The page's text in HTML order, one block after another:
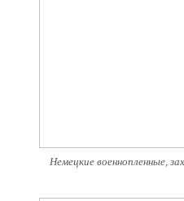
Немецкие военнопленные,